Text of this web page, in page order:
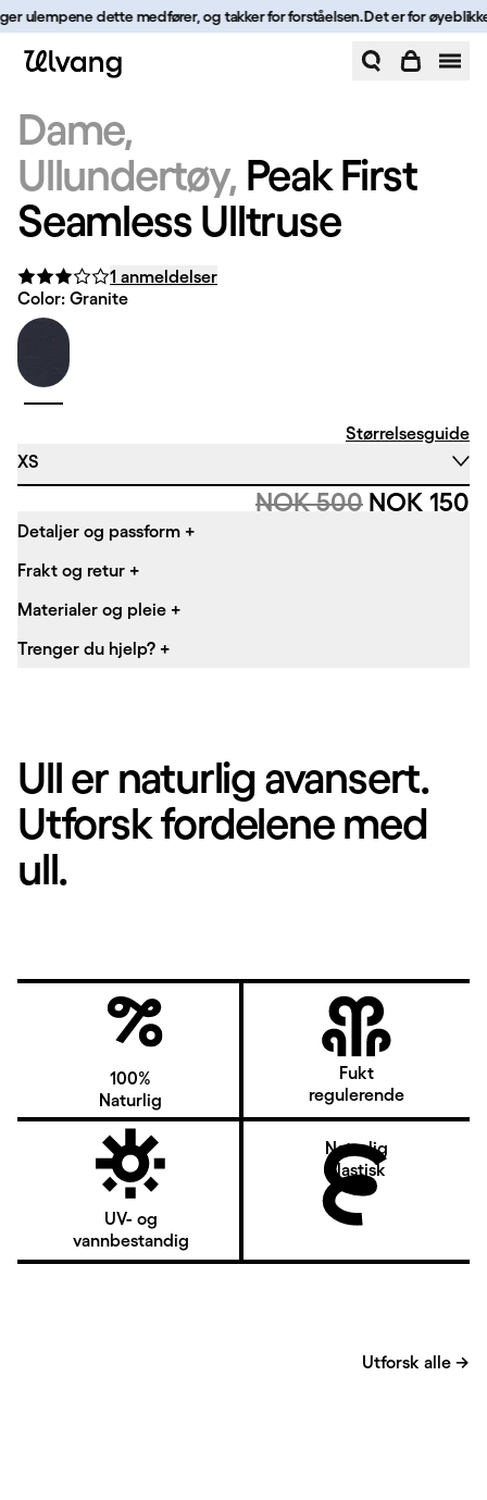
Hopp til innhold
ulempene dette medfører, og takker for forståelsen.Det er for
Dame
Ullundertøy Peak First
Seamless Ulltruse
1 anmeldelser
Color: Granite
Størrelsesguide
XS
Originalpris:
NOK 500 Salgspris
NOK 150
Detaljer og passform +
Frakt og retur +
Materialer og pleie +
Trenger du hjelp? +
Ull er naturlig avansert.
Utforsk fordelene med
ull.
100%
Naturlig
Fukt
regulerende
UV- og
vannbestandig
Naturlig
elastisk
Utforsk alle →